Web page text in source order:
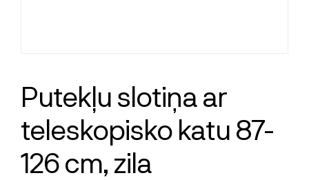
Putekļu slotiņa ar
teleskopisko katu 87-
126 cm, zila